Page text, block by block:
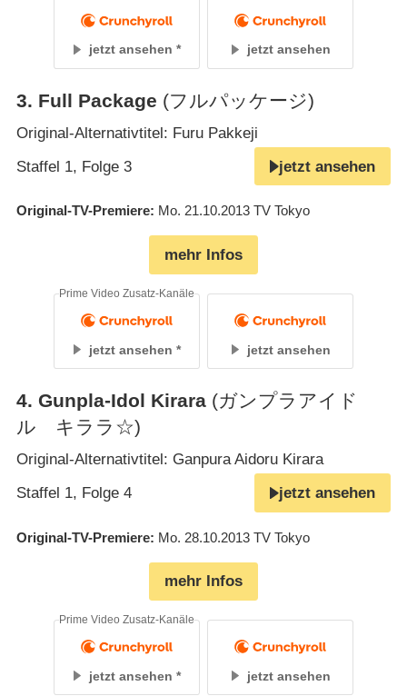
jetzt ansehen jetzt ansehen
3. Full Package (フルパッケージ)
Original-Alternativtitel: Furu Pakkeji
Staffel 1, Folge 3
jetzt ansehen
Original-TV-Premiere Mo. 21.10.2013 TV Tokyo
mehr Infos
jetzt ansehen
Prime Video Zusatz-Kanäle
jetzt ansehen
4. Gunpla-Idol Kirara (ガンプラアイド
ル キララ☆)
Original-Alternativtitel: Ganpura Aidoru Kirara
Staffel 1, Folge 4
jetzt ansehen
Original-TV-Premiere Mo. 28.10.2013 TV Tokyo
mehr Infos
jetzt ansehen
Prime Video Zusatz-Kanäle
jetzt ansehen